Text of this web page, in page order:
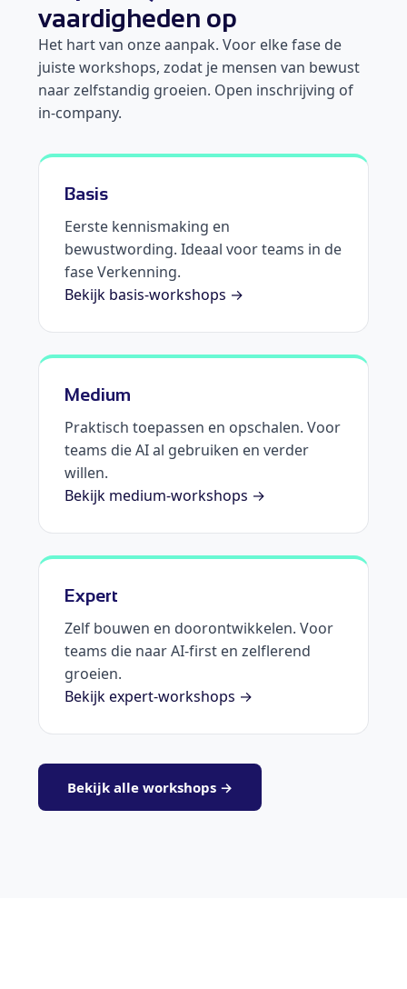
vaardigheden op
Het hart van onze aanpak. Voor elke fase de
juiste workshops, zodat je mensen van bewust
naar zelfstandig groeien. Open inschrijving of
in-company.
Basis
Eerste kennismaking en
bewustwording. Ideaal voor teams in de
fase Verkenning.
Bekijk basis-workshops →
Medium
Praktisch toepassen en opschalen. Voor
teams die AI al gebruiken en verder
willen.
Bekijk medium-workshops →
Expert
Zelf bouwen en doorontwikkelen. Voor
teams die naar AI-first en zelflerend
groeien.
Bekijk expert-workshops →
Bekijk alle workshops →